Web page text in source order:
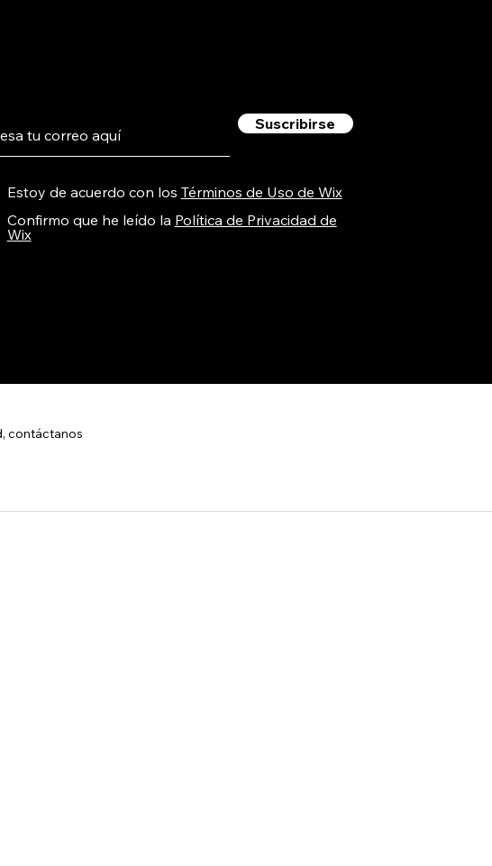
Suscribirse
Estoy de acuerdo con los Términos de Uso de Wix
Confirmo que he leído la Política de Privacidad de
Wix
contáctanos